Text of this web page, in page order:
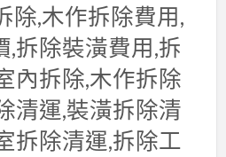
除,木作拆除費用,
,拆除裝潢費用,拆
內拆除,木作拆除
清運,裝潢拆除清
拆除清運,拆除工